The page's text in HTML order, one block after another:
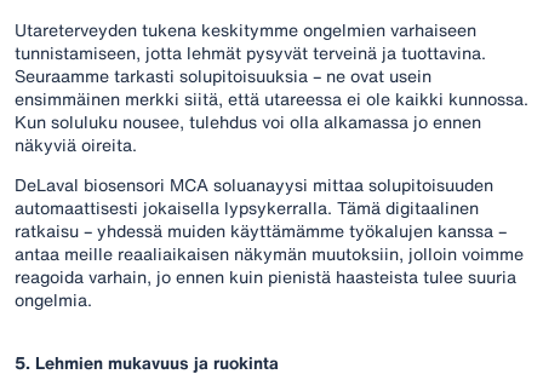
Utareterveyden tukena keskitymme ongelmien varhaiseen
tunnistamiseen, jotta lehmät pysyvät terveinä ja tuottavina.
Seuraamme tarkasti solupitoisuuksia – ne ovat usein
ensimmäinen merkki siitä, että utareessa ei ole kaikki kunnossa.
Kun soluluku nousee, tulehdus voi olla alkamassa jo ennen
näkyviä oireita.
DeLaval biosensori MCA soluanayysi mittaa solupitoisuuden
automaattisesti jokaisella lypsykerralla. Tämä digitaalinen
ratkaisu – yhdessä muiden käyttämämme työkalujen kanssa –
antaa meille reaaliaikaisen näkymän muutoksiin, jolloin voimme
reagoida varhain, jo ennen kuin pienistä haasteista tulee suuria
ongelmia.
5. Lehmien mukavuus ja ruokinta